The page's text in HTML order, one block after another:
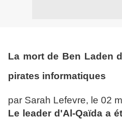
La mort de Ben Laden
pirates informatiques
par Sarah Lefevre, le 02
Le leader d'Al-Qaïda a